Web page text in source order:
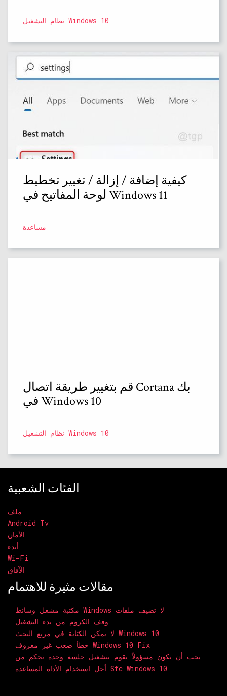
نظام التشغيل Windows 10
كيفية إضافة / إزالة / تغيير تخطيط
لوحة المفاتيح في Windows 11
مساعدة
قم بتغيير طريقة اتصال Cortana بك
في Windows 10
نظام التشغيل Windows 10
الفئات الشعبية
ملف
Android Tv
الأمان
أبدء
Wi-Fi
الآفاق
مقالات مثيرة للاهتمام
مكتبة مشغل وسائط Windows لا تضيف ملفات
وقف الكروم من بدء التشغيل
لا يمكن الكتابة في مربع البحث Windows 10
خطأ صعب غير معروف Windows 10 Fix
يجب أن تكون مسؤولاً يقوم بتشغيل جلسة وحدة تحكم من
أجل استخدام الأداة المساعدة Sfc Windows 10